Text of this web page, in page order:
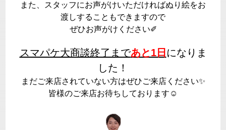
また、スタッフにお声がけいただければぬり絵をお
渡しすることもできますので
ぜひお声がけください✐
スマパケ大商談終了まであと1日 になりま
した！
まだご来店されていない方はぜひご来店ください✨
皆様のご来店お待ちしております☺